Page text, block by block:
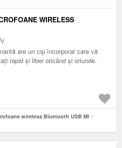
WIRELESS
are un cip încorporat care vă
rapid și liber oricând și oriunde.
wireless Bluetooth USB MI